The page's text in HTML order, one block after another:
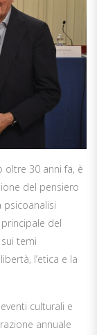
oltre 30 anni fa, è
del pensiero
psicoanalisi
del
temi
l’etica e la
culturali e
annuale